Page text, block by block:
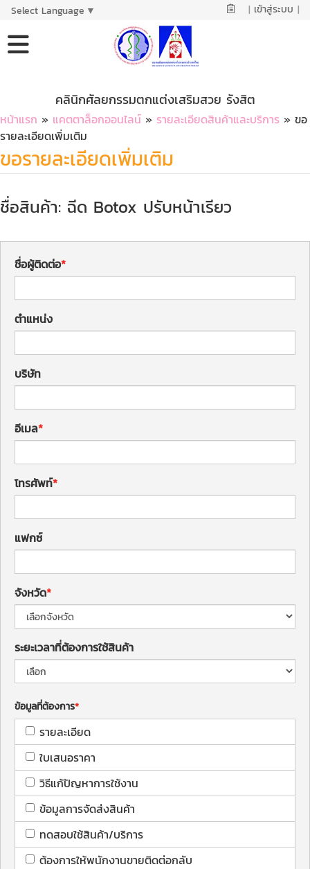
Select Language ▼ | เข้าสู่ระบบ |
คลินิกศัลยกรรมตกแต่งเสริมสวย รังสิต
หน้าแรก » แคตตาล็อกออนไลน์ » รายละเอียดสินค้าและบริการ » ขอ
รายละเอียดเพิ่มเติม
ขอรายละเอียดเพิ่มเติม
ชื่อสินค้า: ฉีด Botox ปรับหน้าเรียว
ชื่อผู้ติดต่อ
ตำแหน่ง
บริษัท
อีเมล
โทรศัพท์
แฟกซ์
จังหวัด
ระยะเวลาที่ต้องการใช้สินค้า
ข้อมูลที่ต้องการ
รายละเอียด
ใบเสนอราคา
วิธีแก้ปัญหาการใช้งาน
ข้อมูลการจัดส่งสินค้า
ทดสอบใช้สินค้า/บริการ
ต้องการให้พนักงานขายติดต่อกลับ